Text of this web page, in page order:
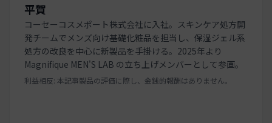
平賀
コーセーコスメポート株式会社に入社。スキンケア処方開
発チームでメンズ向け基礎化粧品を担当し、保湿ジェル系
処方の改良を中心に新製品を手掛ける。2025年より
Magnifique MEN'S LAB の立ち上げメンバーとして参画。
利益相反: 本記事製品の評価に際し、金銭的報酬はありません。